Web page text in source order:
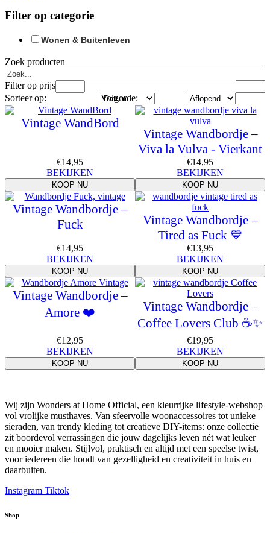
Filter op categorie
Wonen & Buitenleven
Zoek producten
Filter op prijs
Sorteer op:
Volgorde:
Vintage WandBord
€14,95
BEKIJKEN
KOOP NU
Vintage Wandbordje –
Viva la Vulva - Vierkant
€14,95
BEKIJKEN
KOOP NU
Vintage Wandbordje –
Fuck
€14,95
BEKIJKEN
KOOP NU
Vintage Wandbordje –
Tired as Fuck 💙
€13,95
BEKIJKEN
KOOP NU
Vintage Wandbordje –
Amore ❤️
€12,95
BEKIJKEN
KOOP NU
Vintage Wandbordje –
Coffee Lovers Club ☕✨
€19,95
BEKIJKEN
KOOP NU
Wij zijn Wonders at Home Official, een kleurrijke lifestyle-webshop
vol vrolijke musthaves. Van sfeervolle woonaccessoires tot unieke
sieraden, van trendy kleding tot creatieve DIY-items: onze collectie
zit boordevol verrassingen die jouw dagelijks leven nét wat leuker
en mooier maken. Stijlvol, praktisch en altijd met een speelse twist,
voor iedereen die houdt van gezelligheid en creativiteit in huis en
daarbuiten.
Instagram Tiktok
Shop